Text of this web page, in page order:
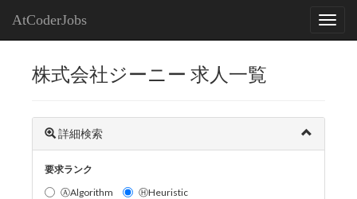
AtCoderJobs
株式会社ジーニー 求人一覧
詳細検索
要求ランク
ⒶAlgorithm
ⒽHeuristic